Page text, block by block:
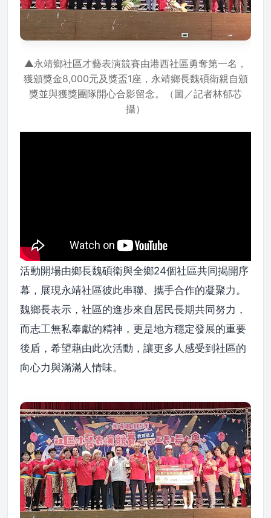
▲永靖鄉社區才藝表演競賽由港西社區勇奪第一名，
獲頒獎金8,000元及獎盃1座，永靖鄉長魏碩衛親自頒
獎並與獲獎團隊開心合影留念。（圖／記者林郁芯
攝）
活動開場由鄉長魏碩衛與全鄉24個社區共同揭開序
幕，展現永靖社區彼此串聯、攜手合作的凝聚力。
魏鄉長表示，社區的進步來自居民長期共同努力，
而志工無私奉獻的精神，更是地方穩定發展的重要
後盾，希望藉由此次活動，讓更多人感受到社區的
向心力與滿滿人情味。